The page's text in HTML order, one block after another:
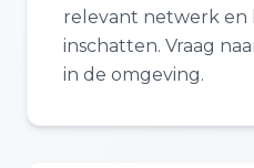
relevant netwerk en
inschatten. Vraag
in de omgeving.